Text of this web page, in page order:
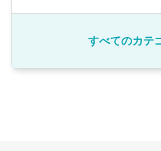
すべてのカテ